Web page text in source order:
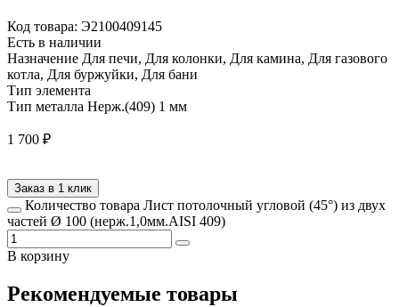
Код товара: Э2100409145
Есть в наличии
Назначение Для печи, Для колонки, Для камина, Для газового
котла, Для буржуйки, Для бани
Тип элемента
Тип металла Нерж.(409) 1 мм
1 700 ₽
Заказ в 1 клик
Количество товара Лист потолочный угловой (45°) из двух
частей Ø 100 (нерж.1,0мм.AISI 409)
В корзину
Рекомендуемые товары